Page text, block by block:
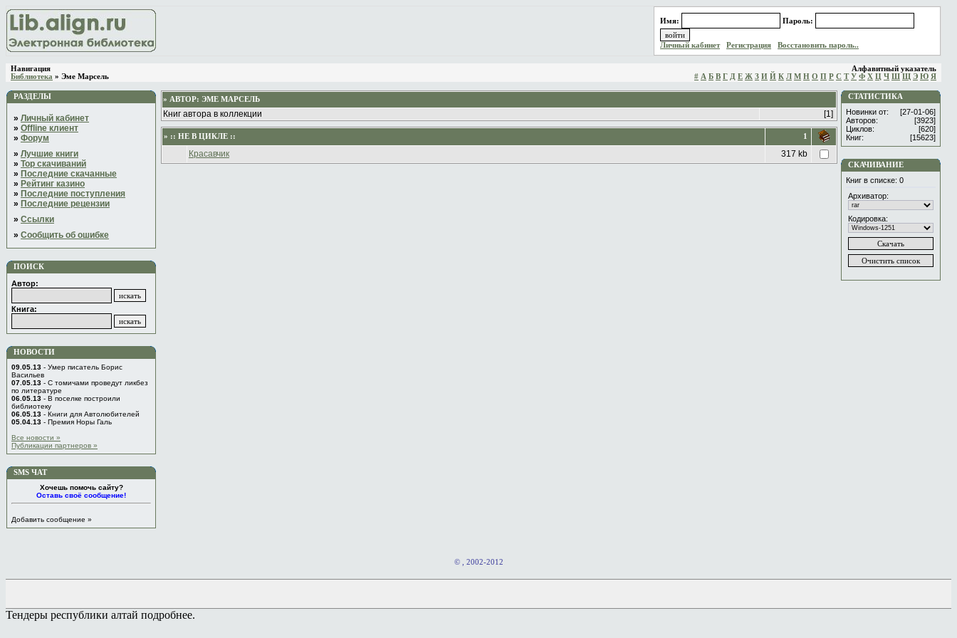
Имя: Пароль:
Личный кабинет Регистрация Восстановить пароль..
Навигация
Библиотека » Эме Марсель
Алфавитный указатель
# А Б В Г Д Е Ж З И Й К Л М Н О П Р С Т У Ф Х Ц Ч Ш Щ Э Ю Я
РАЗДЕЛЫ
» Личный кабинет
» Offline клиент
» Форум
» Лучшие книги
» Top скачиваний
» Последние скачанные
» Рейтинг казино
» Последние поступления
» Последние рецензии
» Ссылки
» Сообщить об ошибке
ПОИСК
Автор:
Книга:
НОВОСТИ
09.05.13 - Умер писатель Борис
Васильев
07.05.13 - C томичами проведут ликбез
по литературе
06.05.13 - В поселке построили
библиотеку
06.05.13 - Книги для Автолюбителей
05.04.13 - Премия Норы Галь
Все новости »
Публикации партнеров »
SMS ЧАТ
Хочешь помочь сайту?
Оставь своё сообщение!
Добавить сообщение »
» АВТОР: ЭМЕ МАРСЕЛЬ
Книг автора в коллекции [1]
» :: НЕ В ЦИКЛЕ :: 1
Красавчик 317 kb
СТАТИСТИКА
Новинки от:
[27-01-06]
Авторов:
[3923]
Циклов:
[620]
Книг:
[15623]
СКАЧИВАНИЕ
Книг в списке: 0
Архиватор:
Кодировка:
© , 2002-2012
Тендеры республики алтай подробнее.